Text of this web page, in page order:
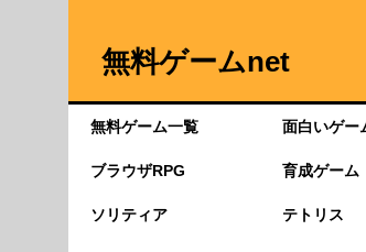
無料ゲームnet
無料ゲーム一覧 面白いゲー
ブラウザRPG 育成ゲーム
ソリティア テトリス